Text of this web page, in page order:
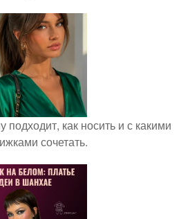
подходит, как носить и с какими
сочетать.